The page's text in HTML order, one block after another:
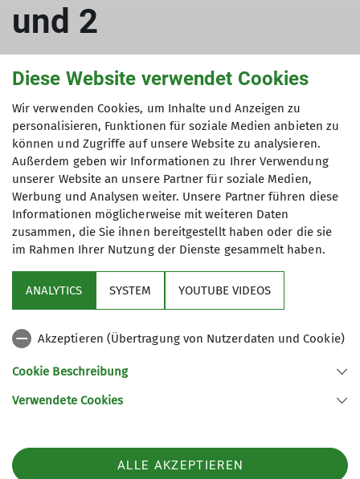
und 2
Wir entrümpeln die Hannoverhütte
30.09.2024
Hauptartikel Hütten
10 Bigbags sind voll mit Gerümpel aus den beiden
Räumen der Hannoverhütte: das zerlegte und
zersägte Bettenlager, abgeschraubte Regale,
modrige Matratzen, müffelnde Eckbankpolster,
angefautles Fussbodenholz aus der Küchenecke.
Außerdem holten wir 1000 Dinge vom Boden, die
sich in den letzten Jahrzehnten dort
angesammelt hatten: ein defektes Snwoboard,
ein alter Rettungsschlitten, eine wackelige
voll Leergut, abgetragene Kleidung, unbrauchbare
klapprige Liegestühle, eine riesige Styroporbox,
feuchte Matratzen, von Mäusen angenagte
Diese Website verwendet Cookies
Wir verwenden Cookies, um Inhalte und Anzeigen zu
personalisieren, Funktionen für soziale Medien anbieten zu
können und Zugriffe auf unsere Website zu analysieren.
Außerdem geben wir Informationen zu Ihrer Verwendung
unserer Website an unsere Partner für soziale Medien,
Werbung und Analysen weiter. Unsere Partner führen diese
Informationen möglicherweise mit weiteren Daten
zusammen, die Sie ihnen bereitgestellt haben oder die sie
im Rahmen Ihrer Nutzung der Dienste gesammelt haben.
ANALYTICS SYSTEM YOUTUBE VIDEOS
Akzeptieren (Übertragung von Nutzerdaten und Cookie)
Cookie Beschreibung
Verwendete Cookies
ALLE AKZEPTIEREN